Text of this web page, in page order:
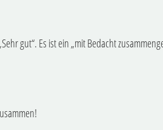
gut“. Es ist ein „mit Bedacht